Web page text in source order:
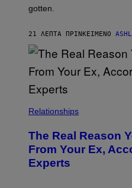
gotten.
21 ΛΕΠΤΆ ΠΡΙΝ ΚΕΊΜΕΝΟ
Relationships
The Real Reason
From Your Ex,
Experts